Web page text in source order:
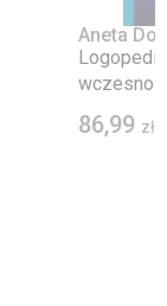
Aneta
mowy
86,99 zł